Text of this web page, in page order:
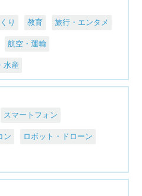
り 教育 旅行・エンタメ
航空・運輸
水産
スマートフォン
ン ロボット・ドローン